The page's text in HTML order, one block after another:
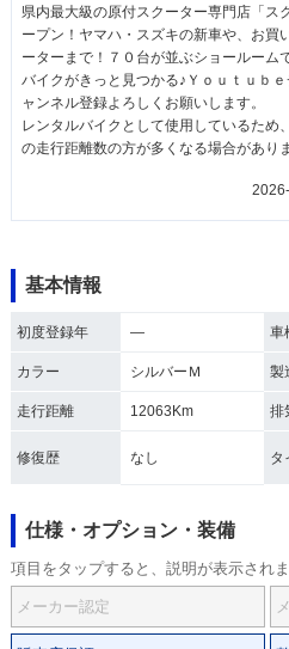
県内最大級の原付スクーター専門店「ス
ープン！ヤマハ・スズキの新車や、お買
ーターまで！７０台が並ぶショールーム
バイクがきっと見つかる♪Ｙｏｕｔｕｂ
ャンネル登録よろしくお願いします。
レンタルバイクとして使用しているため
の走行距離数の方が多くなる場合があり
基本情報
初度登録年 ― 車
カラー シルバーＭ 製
走行距離 12063Km 排
修復歴 なし タ
仕様・オプション・装備
項目をタップすると、説明が表示され
メーカー認定